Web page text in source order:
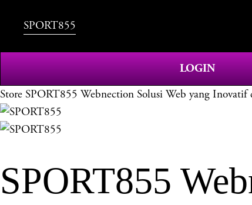
SPORT855
LOGIN
Store SPORT855 Webnection Solusi Web yang
SPORT855